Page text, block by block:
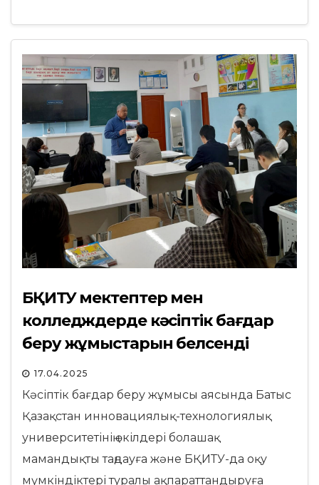
БҚИТУ мектептер мен
колледждерде кәсіптік бағдар
беру жұмыстарын белсенді
жүргізеді
17.04.2025
Кәсіптік бағдар беру жұмысы аясында Батыс
Қазақстан инновациялық-технологиялық
университетінің өкілдері болашақ
мамандықты таңдауға және БҚИТУ-да оқу
мүмкіндіктері туралы ақпараттандыруға